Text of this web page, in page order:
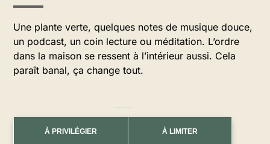
Une plante verte, quelques notes de musique douce,
un podcast, un coin lecture ou méditation. L’ordre
dans la maison se ressent à l’intérieur aussi. Cela
paraît banal, ça change tout.
À PRIVILÉGIER À LIMITER